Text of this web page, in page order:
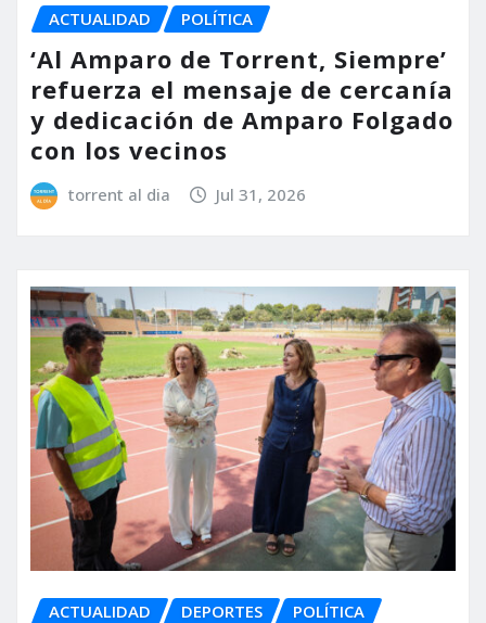
ACTUALIDAD POLÍTICA
‘Al Amparo de Torrent, Siempre’
refuerza el mensaje de cercanía
y dedicación de Amparo Folgado
con los vecinos
torrent al dia Jul 31, 2026
ACTUALIDAD DEPORTES POLÍTICA